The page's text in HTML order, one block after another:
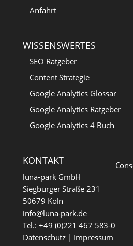
Anfahrt
WISSENSWERTES
SEO Ratgeber
Content Strategie
Google Analytics Glossar
Google Analytics Ratgeber
Google Analytics 4 Buch
KONTAKT
luna-park GmbH
Siegburger Straße 231
50679 Köln
info@luna-park.de
Tel.: +49 (0)221 467 583-0
Datenschutz| Impressum